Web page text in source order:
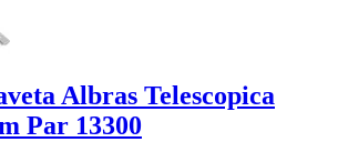
Albras Telescopica
Par 13300